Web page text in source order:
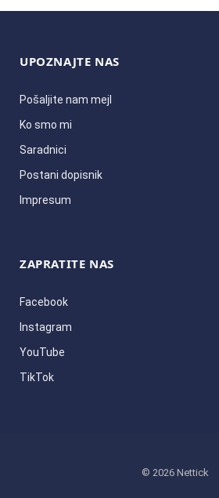
UPOZNAJTE NAS
Pošaljite nam mejl
Ko smo mi
Saradnici
Postani dopisnik
Impresum
ZAPRATITE NAS
Facebook
Instagram
YouTube
TikTok
© 2026 Nettick